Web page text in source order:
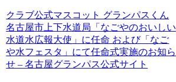
クラブ公式マスコット グランパスくん
名古屋市上下水道局「なごやのおいしい
水道水広報大使」に任命 および「なご
や水フェスタ」にて任命式実施のお知ら
せ – 名古屋グランパス公式サイト